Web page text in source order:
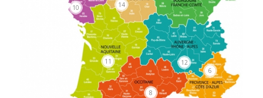
6
8
10
11 12
14